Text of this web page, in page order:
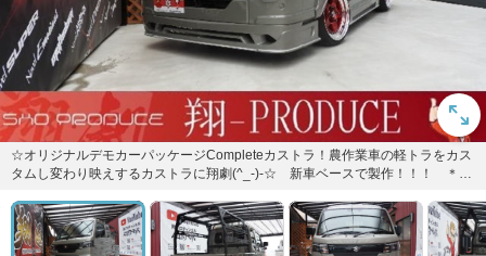
☆オリジナルデモカーパッケージCompleteカストラ！農作業車の軽トラをカス
タムし変わり映えするカストラに翔劇(^_-)-☆ 新車ベースで製作！！！ ＊軽